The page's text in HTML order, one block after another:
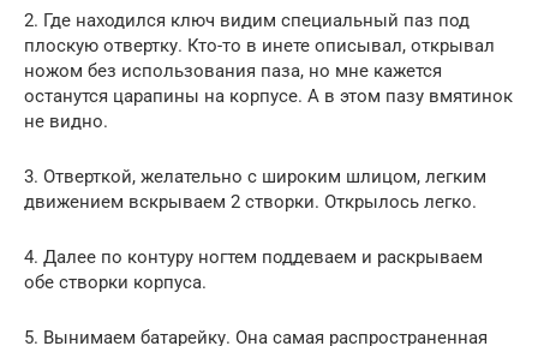
2. Где находился ключ видим специальный паз под
плоскую отвертку. Кто-то в инете описывал, открывал
ножом без использования паза, но мне кажется
останутся царапины на корпусе. А в этом пазу вмятинок
не видно.
3. Отверткой, желательно с широким шлицом, легким
движением вскрываем 2 створки. Открылось легко.
4. Далее по контуру ногтем поддеваем и раскрываем
обе створки корпуса.
5. Вынимаем батарейку. Она самая распространенная